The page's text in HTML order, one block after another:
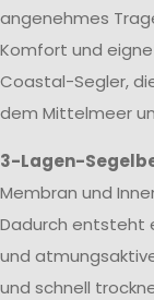
angenehmes
Komfort und
Coastal-Segler,
dem Mittelmeer
3-Lagen-
Membran und
Dadurch entsteht
und
und schnell